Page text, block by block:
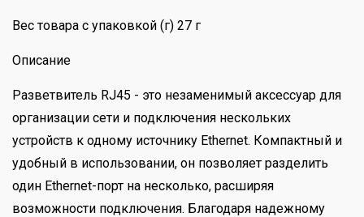
Вес товара с упаковкой (г) 27 г
Описание
Разветвитель RJ45 - это незаменимый аксессуар для
организации сети и подключения нескольких
устройств к одному источнику Ethernet. Компактный и
удобный в использовании, он позволяет разделить
один Ethernet-порт на несколько, расширяя
возможности подключения. Благодаря надежному